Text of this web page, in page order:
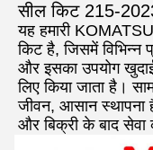
सील किट 215-
यह हमारी
किट है, जिसमें विभिन्न
और इसका उपयोग
लिए किया जाता है।
जीवन, आसान स्थापना
और बिक्री के बाद सेवा